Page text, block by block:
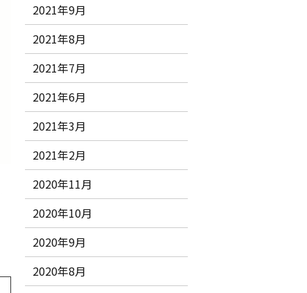
2021年9月
2021年8月
2021年7月
2021年6月
2021年3月
2021年2月
2020年11月
2020年10月
2020年9月
2020年8月